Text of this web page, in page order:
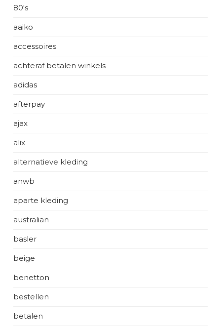
80's
aaiko
accessoires
achteraf betalen winkels
adidas
afterpay
ajax
alix
alternatieve kleding
anwb
aparte kleding
australian
basler
beige
benetton
bestellen
betalen